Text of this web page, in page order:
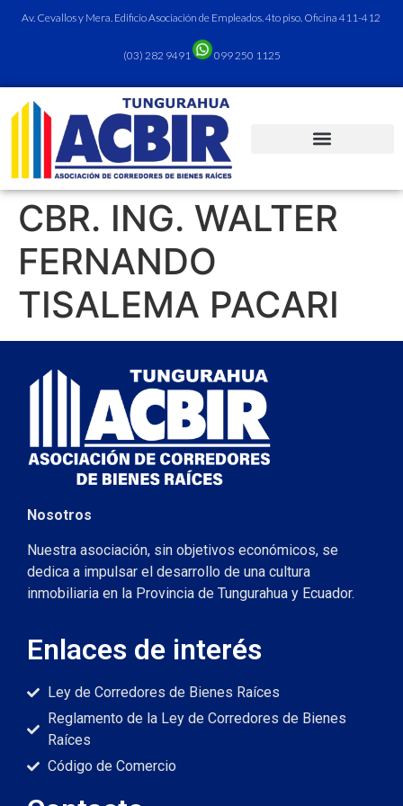
Av. Cevallos y Mera. Edificio Asociación de Empleados. 4to piso. Oficina 411-412
(03) 282 9491 099 250 1125
CBR. ING. WALTER
FERNANDO
TISALEMA PACARI
Nosotros
Nuestra asociación, sin objetivos económicos, se
dedica a impulsar el desarrollo de una cultura
inmobiliaria en la Provincia de Tungurahua y Ecuador.
Enlaces de interés
Ley de Corredores de Bienes Raíces
Reglamento de la Ley de Corredores de Bienes
Raíces
Código de Comercio